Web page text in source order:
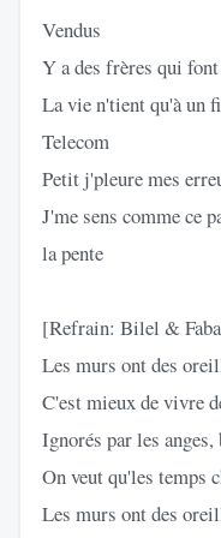
Vendus
Y a des frères qui
La vie n'tient qu'à un
Telecom
Petit j'pleure mes
J'me sens comme ce
la pente
[Refrain: Bilel &
Les murs ont des
C'est mieux de vivre
Ignorés par les
On veut qu'les temps
Les murs ont des